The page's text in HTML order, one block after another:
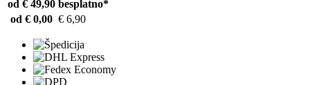
od € 49,90 besplatno*
od € 0,00 € 6,90